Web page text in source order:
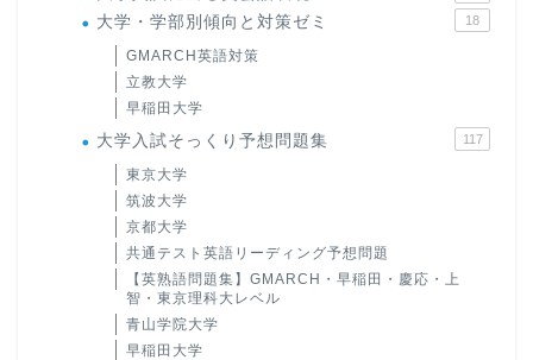
大学・学部別傾向と対策ゼミ 18
GMARCH英語対策
立教大学
早稲田大学
大学入試そっくり予想問題集 117
東京大学
筑波大学
京都大学
共通テスト英語リーディング予想問題
【英熟語問題集】GMARCH・早稲田・慶応・上
智・東京理科大レベル
青山学院大学
早稲田大学